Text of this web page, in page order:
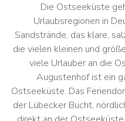
Die Ostseeküste
Urlaubsregionen in
Sandstrände, das klare,
die vielen kleinen und
viele Urlauber an die
Augustenhof ist ein
Ostseeküste. Das
der Lübecker Bucht,